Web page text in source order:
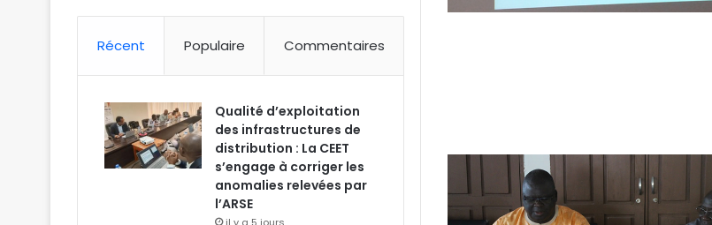
Récent Populaire Commentaires
Qualité d’exploitation
des infrastructures de
distribution : La CEET
s’engage à corriger les
anomalies relevées par
l’ARSE